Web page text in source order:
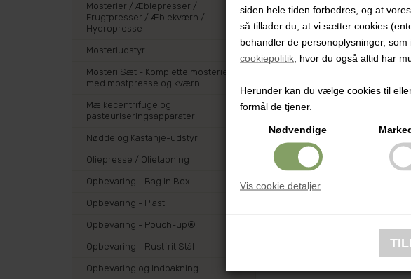
siden hele tiden forbedres, og at
så tillader du, at vi sætter cookies
behandler de personoplysninger,
cookiepolitik , hvor du også altid har
Herunder kan du vælge cookies til
formål de tjener.
Nødvendige
Vis cookie detaljer
Mosterier / Æblepresser /
Frugtpresser / Æblekværn /
Hydropresse
Mosteriudstyr
Mosteri Sæt - Komplette mosterier
med mostpresse og kværn
Mælkecentrifuge og
pasteuriseringsapparater
Nødde og Kastanje-udstyr
Oliepresse / Olietapning
Opbevaring - Bag in Box
Opbevaring - Plast
Opbevaring - Pouch-up®
Opbevaring - Rustfrit Stål
Opbevaring og Indpakning